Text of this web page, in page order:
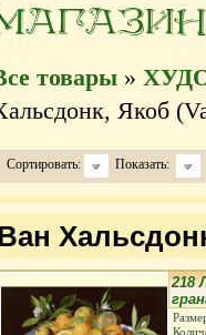
товары »
Якоб
Сортировать: Показать:
218